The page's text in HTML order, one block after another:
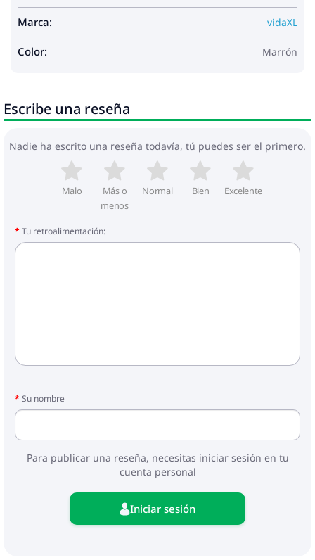
Marca: vidaXL
Color: Marrón
Escribe una reseña
Nadie ha escrito una reseña todavía, tú puedes ser el primero.
Malo
Más o
menos
Normal Bien Excelente
Tu retroalimentación:
Su nombre
Para publicar una reseña, necesitas iniciar sesión en tu
cuenta personal
Iniciar sesión